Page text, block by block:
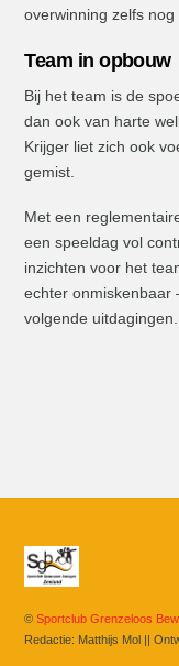
overwinning zelfs
Team in opbouw
Bij het team is de
dan ook van harte
Krijger liet zich ook
gemist.
Met een
een speeldag vol
inzichten voor het
echter onmiskenbaar
volgende uitdagingen.
©Sportclub Grenzeloos
Redactie: Matthijs Mol ||